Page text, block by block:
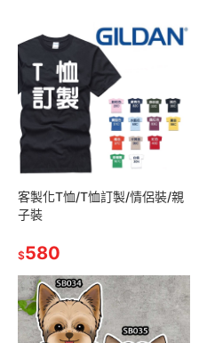
客製化T恤/T恤訂製/情侶裝/親
子裝
$580